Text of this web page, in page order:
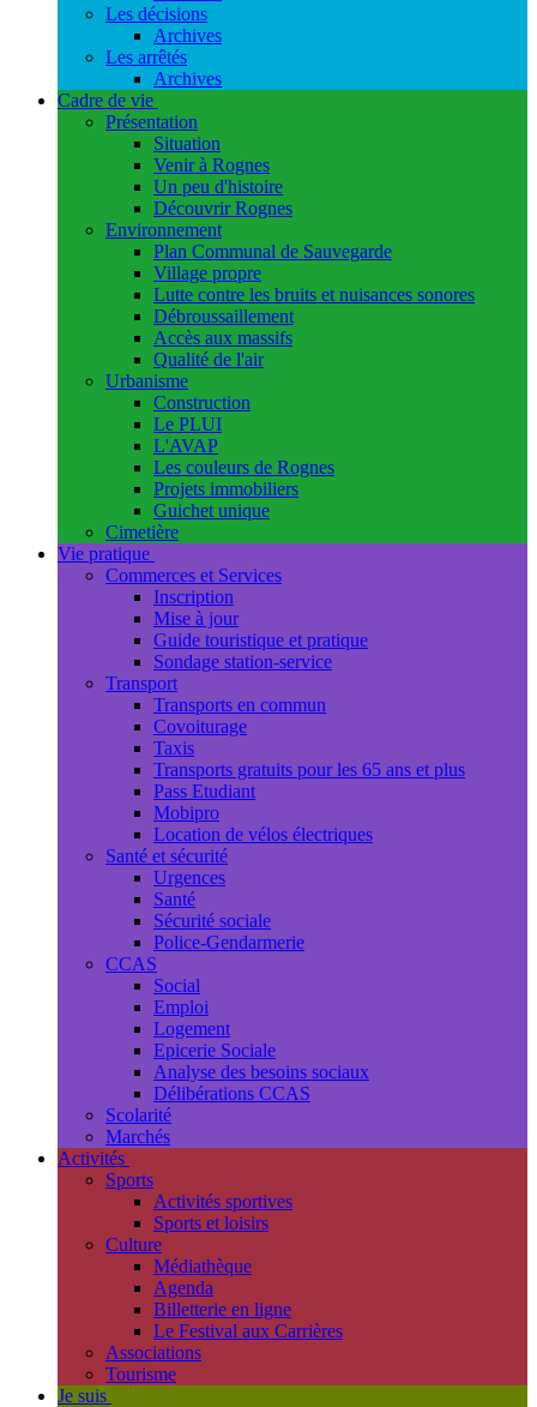
Les décisions
Archives
Les arrêtés
Archives
Cadre de vie
Présentation
Situation
Venir à Rognes
Un peu d'histoire
Découvrir Rognes
Environnement
Plan Communal de Sauvegarde
Village propre
Lutte contre les bruits et nuisances sonores
Débroussaillement
Accès aux massifs
Qualité de l'air
Urbanisme
Construction
Le PLUI
L'AVAP
Les couleurs de Rognes
Projets immobiliers
Guichet unique
Cimetière
Vie pratique
Commerces et Services
Inscription
Mise à jour
Guide touristique et pratique
Sondage station-service
Transport
Transports en commun
Covoiturage
Taxis
Transports gratuits pour les 65 ans et plus
Pass Etudiant
Mobipro
Location de vélos électriques
Santé et sécurité
Urgences
Santé
Sécurité sociale
Police-Gendarmerie
CCAS
Social
Emploi
Logement
Epicerie Sociale
Analyse des besoins sociaux
Délibérations CCAS
Scolarité
Marchés
Activités
Sports
Activités sportives
Sports et loisirs
Culture
Médiathèque
Agenda
Billetterie en ligne
Le Festival aux Carrières
Associations
Tourisme
Je suis